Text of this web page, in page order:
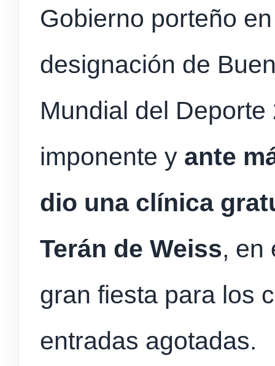
Gobierno porteño
designación de
Mundial del
imponente y ante
dio una clínica
Terán de Weiss, en
gran fiesta para los
entradas agotadas.